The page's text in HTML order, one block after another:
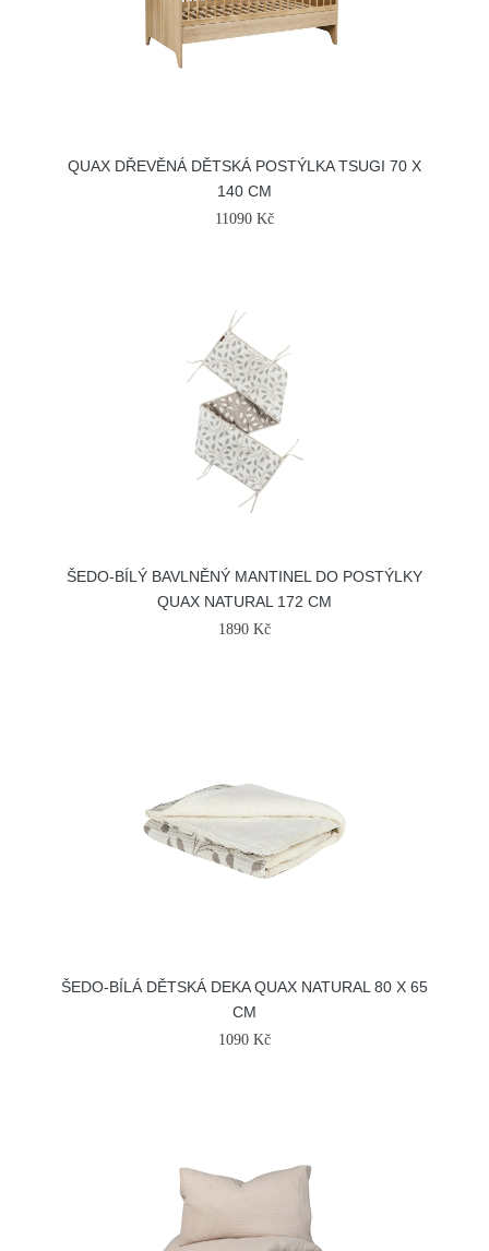
QUAX DŘEVĚNÁ DĚTSKÁ POSTÝLKA TSUGI 70 X
140 CM
11090 Kč
ŠEDO-BÍLÝ BAVLNĚNÝ MANTINEL DO POSTÝLKY
QUAX NATURAL 172 CM
1890 Kč
ŠEDO-BÍLÁ DĚTSKÁ DEKA QUAX NATURAL 80 X 65
CM
1090 Kč